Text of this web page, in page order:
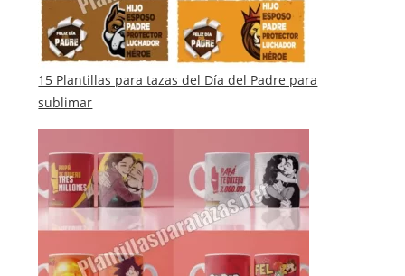
15 Plantillas para tazas del Día del Padre para
sublimar